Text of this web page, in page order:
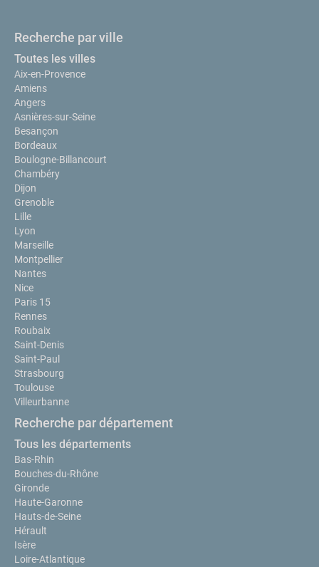
Recherche par ville
Toutes les villes
Aix-en-Provence
Amiens
Angers
Asnières-sur-Seine
Besançon
Bordeaux
Boulogne-Billancourt
Chambéry
Dijon
Grenoble
Lille
Lyon
Marseille
Montpellier
Nantes
Nice
Paris 15
Rennes
Roubaix
Saint-Denis
Saint-Paul
Strasbourg
Toulouse
Villeurbanne
Recherche par département
Tous les départements
Bas-Rhin
Bouches-du-Rhône
Gironde
Haute-Garonne
Hauts-de-Seine
Hérault
Isère
Loire-Atlantique